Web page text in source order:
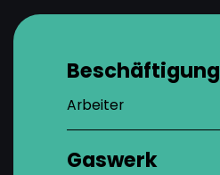
Beschäftigung
Arbeiter
Gaswerk